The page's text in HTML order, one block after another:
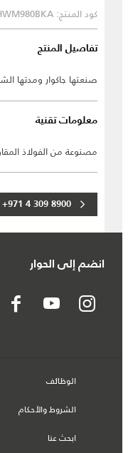
كود المنتج: 50JHWM980BKA
تفاصيل المنتج
صنعتها جاكوار ومدتها
معلومات تقنية
مصنوعة من الفولاذ
+971 4 309 8900
انضم إلى الحوار
الوظائف
الشروط والأحكام
ابحث عنا